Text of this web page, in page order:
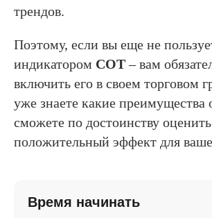
трендов.
Поэтому, если вы еще не
индикатором COT– вам
включить его в своем торговом
уже знаете какие преимущества
сможете по достоинству оценить
положительный эффект для
Время начинать